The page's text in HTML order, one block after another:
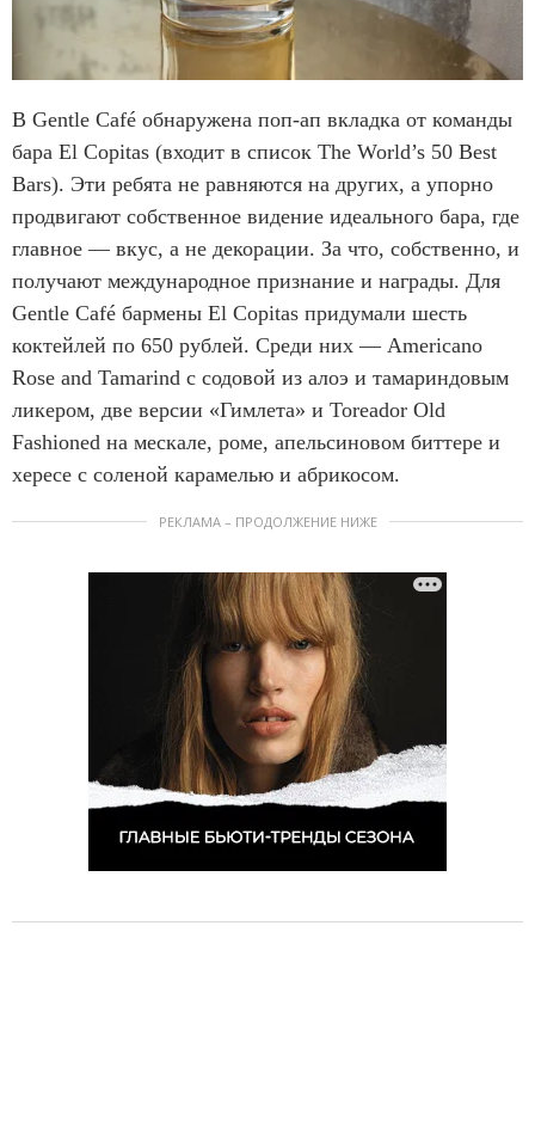
В Gentle Café обнаружена поп-ап вкладка от команды
бара El Copitas (входит в список The World’s 50 Best
Bars). Эти ребята не равняются на других, а упорно
продвигают собственное видение идеального бара, где
главное — вкус, а не декорации. За что, собственно, и
получают международное признание и награды. Для
Gentle Café бармены El Copitas придумали шесть
коктейлей по 650 рублей. Среди них — Americano
Rose and Tamarind с содовой из алоэ и тамариндовым
ликером, две версии «Гимлета» и Toreador Old
Fashioned на мескале, роме, апельсиновом биттере и
хересе с соленой карамелью и абрикосом.
РЕКЛАМА – ПРОДОЛЖЕНИЕ НИЖЕ